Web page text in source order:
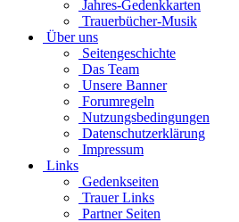
Jahres-Gedenkkarten
Trauerbücher-Musik
Über uns
Seitengeschichte
Das Team
Unsere Banner
Forumregeln
Nutzungsbedingungen
Datenschutzerklärung
Impressum
Links
Gedenkseiten
Trauer Links
Partner Seiten